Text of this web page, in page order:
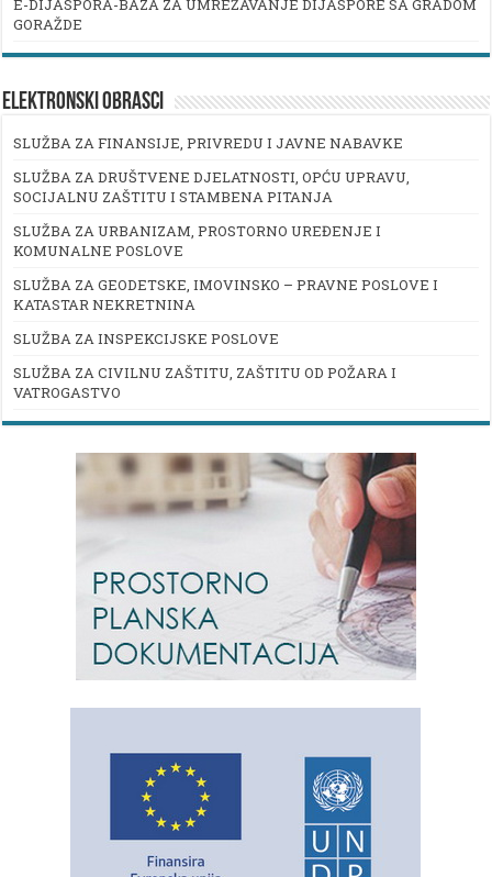
GORAŽDE
ELEKTRONSKI OBRASCI
SLUŽBA ZA FINANSIJE, PRIVREDU I JAVNE NABAVKE
SLUŽBA ZA DRUŠTVENE DJELATNOSTI, OPĆU UPRAVU,
SOCIJALNU ZAŠTITU I STAMBENA PITANJA
SLUŽBA ZA URBANIZAM, PROSTORNO UREĐENJE I
KOMUNALNE POSLOVE
SLUŽBA ZA GEODETSKE, IMOVINSKO – PRAVNE POSLOVE I
KATASTAR NEKRETNINA
SLUŽBA ZA INSPEKCIJSKE POSLOVE
SLUŽBA ZA CIVILNU ZAŠTITU, ZAŠTITU OD POŽARA I
VATROGASTVO